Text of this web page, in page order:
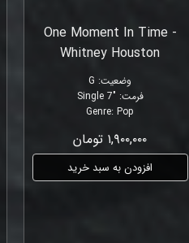
One Moment In Time -
Whitney Houston
وضعیت:
G
فرمت:
"Single 7
Genre: Pop
۱,۹۰۰,۰۰۰ تومان
افزودن به سبد خرید